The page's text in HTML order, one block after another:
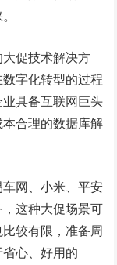
促技术解决方
字化转型的过程
具备互联网巨头
合理的数据库解
网、小米、平安
这种大促场景可
较有限，准备周
心、好用的